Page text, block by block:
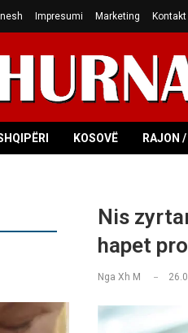
Impresumi Marketing Kontakt
KOSOVË RAJON
Nis
hapet
Nga Xh M